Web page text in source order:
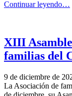
la
de
Continuar leyendo
en
el
de
…
XIII
familias del
9 de diciembre de
La Asociación de